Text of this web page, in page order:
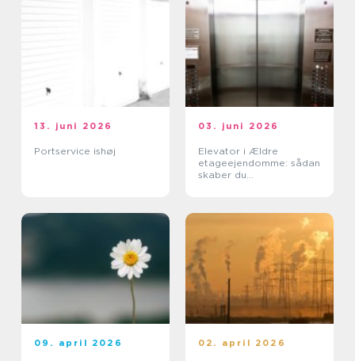
13. juni 2026
Portservice ishøj
03. juni 2026
Elevator i Ældre
etageejendomme: sådan
skaber du
09. april 2026 02. april 2026